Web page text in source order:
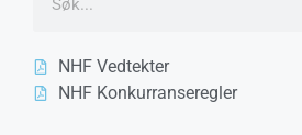
NHF Vedtekter
NHF Konkurranseregler